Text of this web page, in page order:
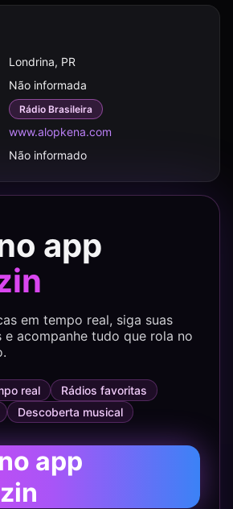
Londrina, PR
Não informada
Rádio Brasileira
www.alopkena.com
Não informado
app
em tempo real, siga suas
acompanhe tudo que rola no
real
Rádios favoritas
Descoberta musical
app